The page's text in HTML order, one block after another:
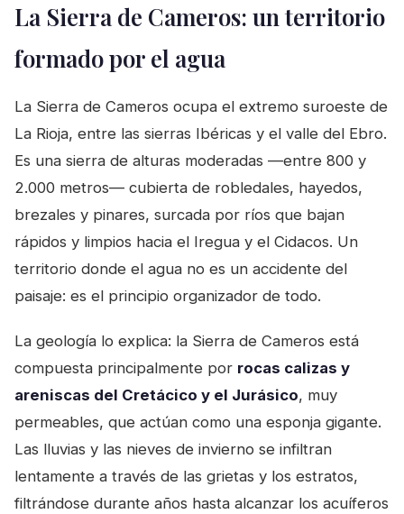
La Sierra de Cameros: un territorio
formado por el agua
La Sierra de Cameros ocupa el extremo suroeste de
La Rioja, entre las sierras Ibéricas y el valle del Ebro.
Es una sierra de alturas moderadas —entre 800 y
2.000 metros— cubierta de robledales, hayedos,
brezales y pinares, surcada por ríos que bajan
rápidos y limpios hacia el Iregua y el Cidacos. Un
territorio donde el agua no es un accidente del
paisaje: es el principio organizador de todo.
La geología lo explica: la Sierra de Cameros está
compuesta principalmente por rocas calizas y
areniscas del Cretácico y el Jurásico, muy
permeables, que actúan como una esponja gigante.
Las lluvias y las nieves de invierno se infiltran
lentamente a través de las grietas y los estratos,
filtrándose durante años hasta alcanzar los acuíferos